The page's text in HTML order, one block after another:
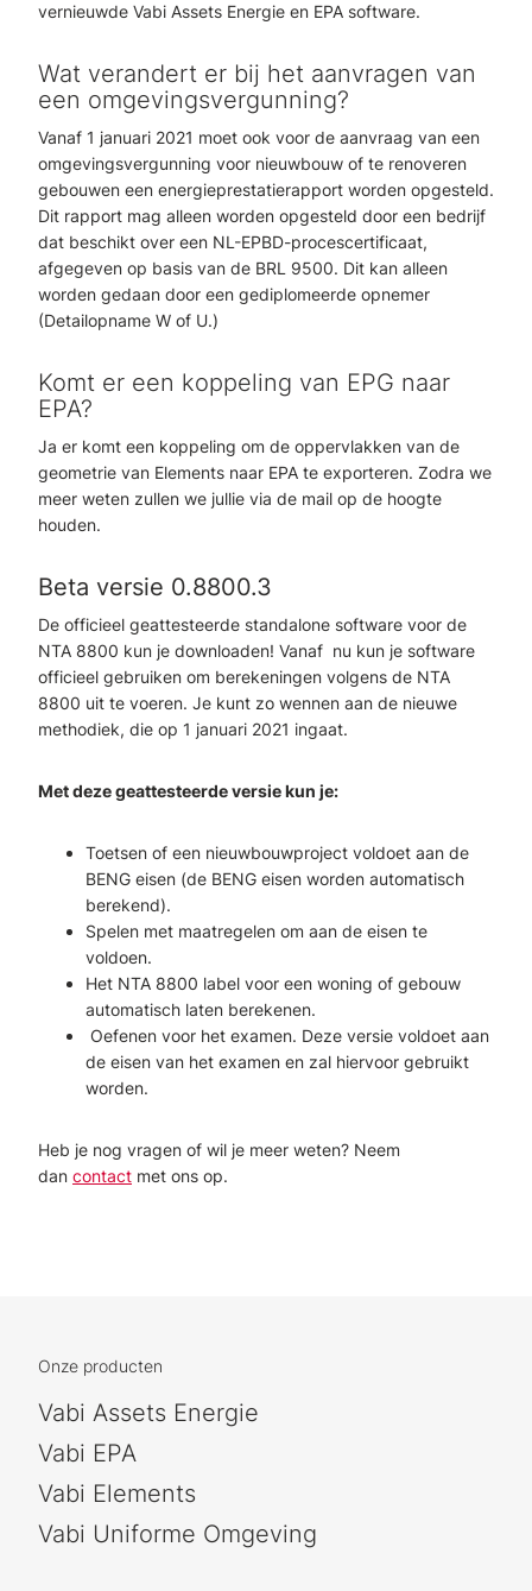
vernieuwde Vabi Assets Energie en EPA software.
Wat verandert er bij het aanvragen van
een omgevingsvergunning?
Vanaf 1 januari 2021 moet ook voor de aanvraag van een
omgevingsvergunning voor nieuwbouw of te renoveren
gebouwen een energieprestatierapport worden opgesteld.
Dit rapport mag alleen worden opgesteld door een bedrijf
dat beschikt over een NL-EPBD-procescertificaat,
afgegeven op basis van de BRL 9500. Dit kan alleen
worden gedaan door een gediplomeerde opnemer
(Detailopname W of U.)
Komt er een koppeling van EPG naar
EPA?
Ja er komt een koppeling om de oppervlakken van de
geometrie van Elements naar EPA te exporteren. Zodra we
meer weten zullen we jullie via de mail op de hoogte
houden.
Beta versie 0.8800.3
De officieel geattesteerde standalone software voor de
NTA 8800 kun je downloaden! Vanaf nu kun je software
officieel gebruiken om berekeningen volgens de NTA
8800 uit te voeren. Je kunt zo wennen aan de nieuwe
methodiek, die op 1 januari 2021 ingaat.
Met deze geattesteerde versie kun je:
Toetsen of een nieuwbouwproject voldoet aan de
BENG eisen (de BENG eisen worden automatisch
berekend).
Spelen met maatregelen om aan de eisen te
voldoen.
Het NTA 8800 label voor een woning of gebouw
automatisch laten berekenen.
Oefenen voor het examen. Deze versie voldoet aan
de eisen van het examen en zal hiervoor gebruikt
worden.
Heb je nog vragen of wil je meer weten? Neem
dan contact met ons op.
Onze producten
Vabi Assets Energie
Vabi EPA
Vabi Elements
Vabi Uniforme Omgeving